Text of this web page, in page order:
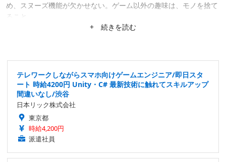
め、スヌーズ機能が欠かせない。ゲーム以外の趣味は、モノを捨て
ること。
+ 続きを読む
テレワークしながらスマホ向けゲームエンジニア/即日スタ
ート 時給4200円 Unity・C# 最新技術に触れてスキルアップ
間違いなし/渋谷
日本リック株式会社
東京都
時給4,200円
派遣社員